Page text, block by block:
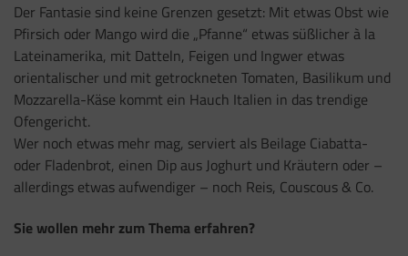
Der Fantasie sind keine Grenzen gesetzt: Mit etwas Obst wie
Pfirsich oder Mango wird die „Pfanne“ etwas süßlicher à la
Lateinamerika, mit Datteln, Feigen und Ingwer etwas
orientalischer und mit getrockneten Tomaten, Basilikum und
Mozzarella-Käse kommt ein Hauch Italien in das trendige
Ofengericht.
Wer noch etwas mehr mag, serviert als Beilage Ciabatta-
oder Fladenbrot, einen Dip aus Joghurt und Kräutern oder –
allerdings etwas aufwendiger – noch Reis, Couscous & Co.
Sie wollen mehr zum Thema erfahren?